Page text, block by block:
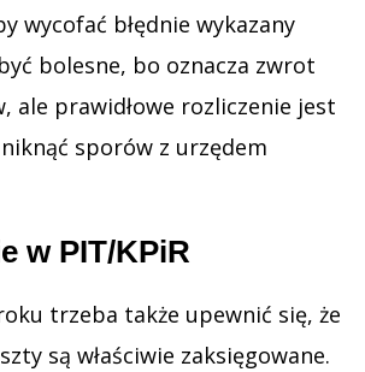
wycofać błędnie wykazany
bolesne, bo oznacza zwrot
ale prawidłowe rozliczenie jest
sporów z urzędem
w PIT/KPiR
trzeba także upewnić się, że
są właściwie zaksięgowane.